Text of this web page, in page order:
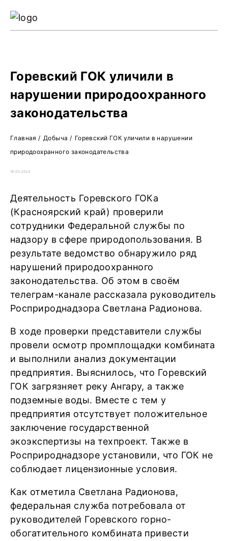
Горевский ГОК уличили в
нарушении природоохранного
законодательства
Главная / Добыча / Горевский ГОК уличили в нарушении
природоохранного законодательства
16.05.2024
Деятельность Горевского ГОКа
(Красноярский край) проверили
сотрудники Федеральной службы по
надзору в сфере природопользования. В
результате ведомство обнаружило ряд
нарушений природоохранного
законодательства. Об этом в своём
телеграм-канале рассказала руководитель
Росприроднадзора Светлана Радионова.
В ходе проверки представители службы
провели осмотр промплощадки комбината
и выполнили анализ документации
предприятия. Выяснилось, что Горевский
ГОК загрязняет реку Ангару, а также
подземные воды. Вместе с тем у
предприятия отсутствует положительное
заключение государственной
экоэкспертизы на техпроект. Также в
Росприроднадзоре установили, что ГОК не
соблюдает лицензионные условия.
Как отметила Светлана Радионова,
федеральная служба потребовала от
руководителей Горевского горно-
обогатительного комбината привести